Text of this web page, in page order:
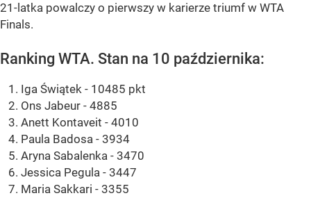
21-latka powalczy o pierwszy w karierze triumf w WTA
Finals.
Ranking WTA. Stan na 10 października:
Iga Świątek - 10485 pkt
Ons Jabeur - 4885
Anett Kontaveit - 4010
Paula Badosa - 3934
Aryna Sabalenka - 3470
Jessica Pegula - 3447
Maria Sakkari - 3355